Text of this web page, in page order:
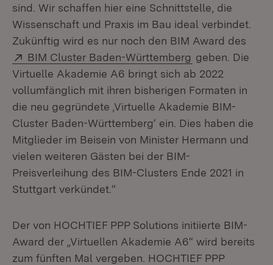
sind. Wir schaffen hier eine Schnittstelle, die
Wissenschaft und Praxis im Bau ideal verbindet.
Zukünftig wird es nur noch den BIM Award des
Extern:
BIM Cluster Baden-Württemberg (Öffnet in
geben. Die
Virtuelle Akademie A6 bringt sich ab 2022
vollumfänglich mit ihren bisherigen Formaten in
die neu gegründete ‚Virtuelle Akademie BIM-
Cluster Baden-Württemberg‘ ein. Dies haben die
Mitglieder im Beisein von Minister Hermann und
vielen weiteren Gästen bei der BIM-
Preisverleihung des BIM-Clusters Ende 2021 in
Stuttgart verkündet.“
Der von HOCHTIEF PPP Solutions initiierte BIM-
Award der „Virtuellen Akademie A6“ wird bereits
zum fünften Mal vergeben. HOCHTIEF PPP